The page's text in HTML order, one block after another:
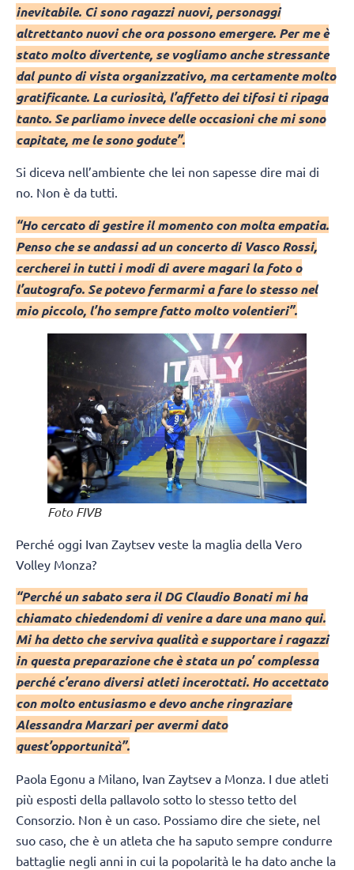
inevitabile. Ci sono ragazzi nuovi, personaggi
altrettanto nuovi che ora possono emergere. Per me è
stato molto divertente, se vogliamo anche stressante
dal punto di vista organizzativo, ma certamente molto
gratificante. La curiosità, l’affetto dei tifosi ti ripaga
tanto. Se parliamo invece delle occasioni che mi sono
capitate, me le sono godute”.
Si diceva nell’ambiente che lei non sapesse dire mai di
no. Non è da tutti.
“Ho cercato di gestire il momento con molta empatia.
Penso che se andassi ad un concerto di Vasco Rossi,
cercherei in tutti i modi di avere magari la foto o
l’autografo. Se potevo fermarmi a fare lo stesso nel
mio piccolo, l’ho sempre fatto molto volentieri”.
Foto FIVB
Perché oggi Ivan Zaytsev veste la maglia della Vero
Volley Monza?
“Perché un sabato sera il DG Claudio Bonati mi ha
chiamato chiedendomi di venire a dare una mano qui.
Mi ha detto che serviva qualità e supportare i ragazzi
in questa preparazione che è stata un po’ complessa
perché c’erano diversi atleti incerottati. Ho accettato
con molto entusiasmo e devo anche ringraziare
Alessandra Marzari per avermi dato
quest’opportunità”.
Paola Egonu a Milano, Ivan Zaytsev a Monza. I due atleti
più esposti della pallavolo sotto lo stesso tetto del
Consorzio. Non è un caso. Possiamo dire che siete, nel
suo caso, che è un atleta che ha saputo sempre condurre
battaglie negli anni in cui la popolarità le ha dato anche la